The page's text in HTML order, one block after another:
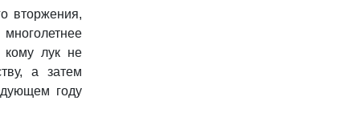
вторжения,
кому лук не
а затем
году